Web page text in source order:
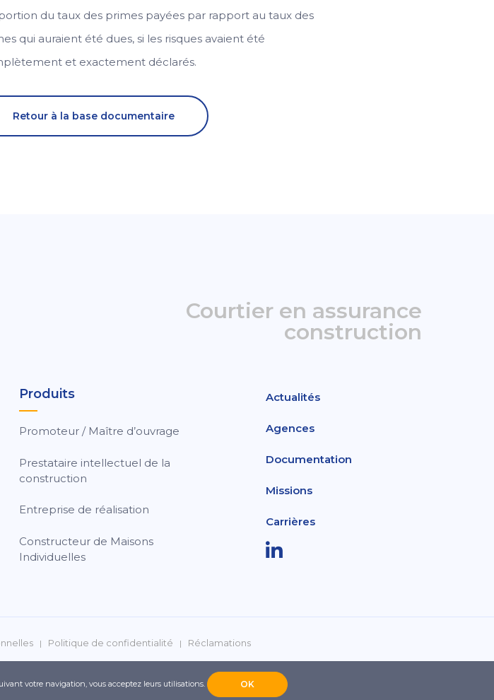
du taux des primes payées par rapport au taux des
qui auraient été dues, si les risques avaient été
et exactement déclarés.
Retour à la base documentaire
Courtier en assurance
construction
Produits
Promoteur / Maître d’ouvrage
Prestataire intellectuel de la
construction
Entreprise de réalisation
Constructeur de Maisons
Individuelles
Actualités
Agences
Documentation
Missions
Carrières
Politique de confidentialité Réclamations
votre navigation, vous acceptez leurs utilisations. OK